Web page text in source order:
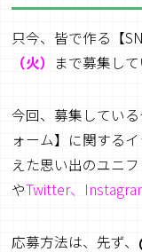
只今、皆で作る【
（火）
まで募集して
今回、募集してい
ォーム】に関する
えた思い出のユニ
やTwitter、
応募方法は、先ず、